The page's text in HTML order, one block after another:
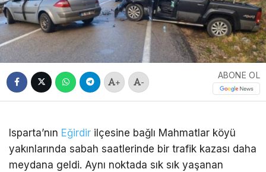
+ -
ABONE OL
Isparta’nın Eğirdir ilçesine bağlı Mahmatlar köyü
yakınlarında sabah saatlerinde bir trafik kazası daha
meydana geldi. Aynı noktada sık sık yaşanan